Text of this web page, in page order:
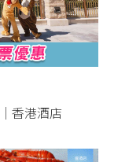
香港酒店